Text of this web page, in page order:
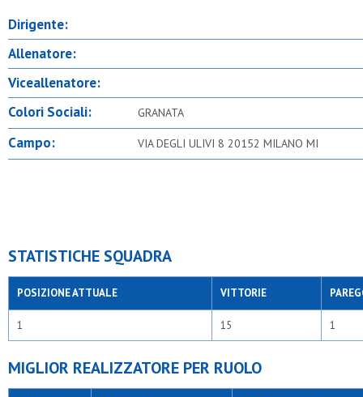
Dirigente:
Allenatore:
Viceallenatore:
Colori Sociali:
GRANATA
Campo: VIA DEGLI ULIVI 8 20152 MILANO MI
STATISTICHE SQUADRA
POSIZIONE ATTUALE VITTORIE
1 15 1
MIGLIOR REALIZZATORE PER RUOLO